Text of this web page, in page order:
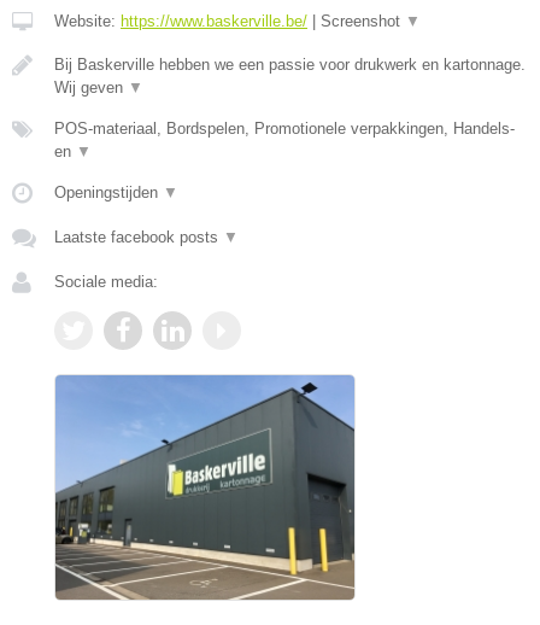
Website: https://www.baskerville.be/ Screenshot ▼
Bij Baskerville hebben we een passie voor drukwerk en kartonnage.
Wij geven ▼
POS-materiaal, Bordspelen, Promotionele verpakkingen, Handels-
en ▼
Openingstijden ▼
Laatste facebook posts ▼
Sociale media: